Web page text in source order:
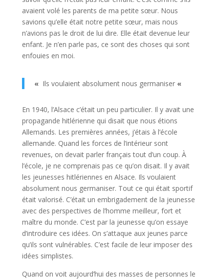
avaient volé les parents de ma petite sœur. Nous
savions qu’elle était notre petite sœur, mais nous
n’avions pas le droit de lui dire. Elle était devenue leur
enfant. Je n’en parle pas, ce sont des choses qui sont
enfouies en moi.
« Ils voulaient absolument nous germaniser «
En 1940, l’Alsace c’était un peu particulier. Il y avait une
propagande hitlérienne qui disait que nous étions
Allemands. Les premières années, j’étais à l’école
allemande. Quand les forces de l’intérieur sont
revenues, on devait parler français tout d’un coup. À
l’école, je ne comprenais pas ce qu’on disait. Il y avait
les jeunesses hitlériennes en Alsace. Ils voulaient
absolument nous germaniser. Tout ce qui était sportif
était valorisé. C’était un embrigadement de la jeunesse
avec des perspectives de l’homme meilleur, fort et
maître du monde. C’est par la jeunesse qu’on essaye
d’introduire ces idées. On s’attaque aux jeunes parce
qu’ils sont vulnérables. C’est facile de leur imposer des
idées simplistes.
Quand on voit aujourd’hui des masses de personnes le